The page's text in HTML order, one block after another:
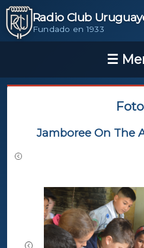
Radio Club
Fundado en 1933
Jamboree On The